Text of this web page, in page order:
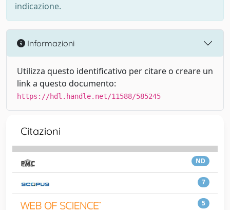
indicazione.
Informazioni
Utilizza questo identificativo per citare o creare un
link a questo documento:
https://hdl.handle.net/11588/585245
Citazioni
ND
7
5